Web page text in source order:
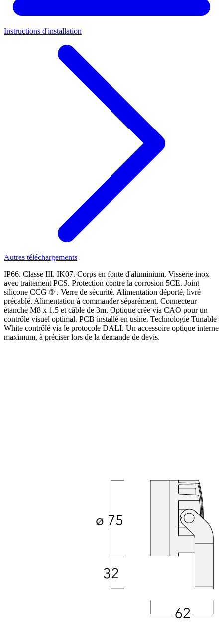
Instructions d'installation
Autres téléchargements
IP66. Classe III. IK07. Corps en fonte d'aluminium. Visserie inox
avec traitement PCS. Protection contre la corrosion 5CE. Joint
silicone CCG ® . Verre de sécurité. Alimentation déporté, livré
précablé. Alimentation à commander séparément. Connecteur
étanche M8 x 1.5 et câble de 3m. Optique crée via CAO pour un
contrôle visuel optimal. PCB installé en usine. Technologie Tunable
White contrôlé via le protocole DALI. Un accessoire optique interne
maximum, à préciser lors de la demande de devis.